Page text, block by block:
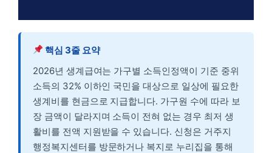
핵심 3줄 요약
2026년 생계급여는 가구별 소득인정액이 기준 중위
소득의 32% 이하인 국민을 대상으로 일상에 필요한
생계비를 현금으로 지급합니다. 가구원 수에 따라 보
장 금액이 달라지며 소득이 전혀 없는 경우 최저 생
활비를 전액 지원받을 수 있습니다. 신청은 거주지
행정복지센터를 방문하거나 복지로 누리집을 통해